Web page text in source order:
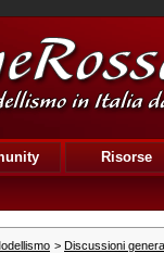
Risorse
> Discussioni